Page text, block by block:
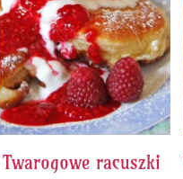
Twarogowe racuszki